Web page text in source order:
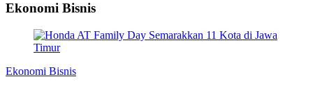
Ekonomi Bisnis
Ekonomi Bisnis